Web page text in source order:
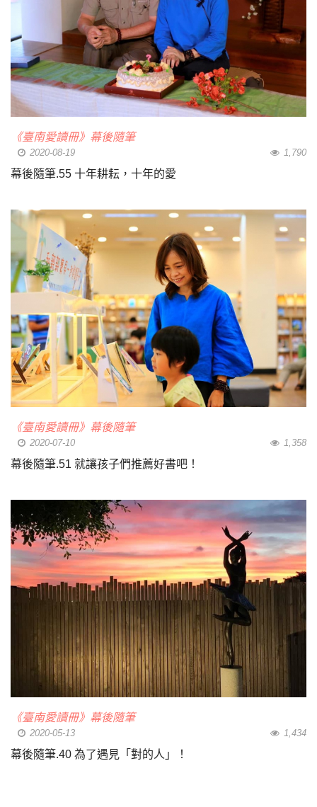
《臺南愛讀冊》幕後隨筆
2020-08-19 1,790
幕後隨筆.55 十年耕耘，十年的愛
《臺南愛讀冊》幕後隨筆
2020-07-10 1,358
幕後隨筆.51 就讓孩子們推薦好書吧！
《臺南愛讀冊》幕後隨筆
2020-05-13 1,434
幕後隨筆.40 為了遇見「對的人」！